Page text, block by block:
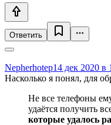
Ответить
Nepherhotep14 дек 2020 в
Насколько я понял, для
Не все телефоны
удаётся получить
которые удалось